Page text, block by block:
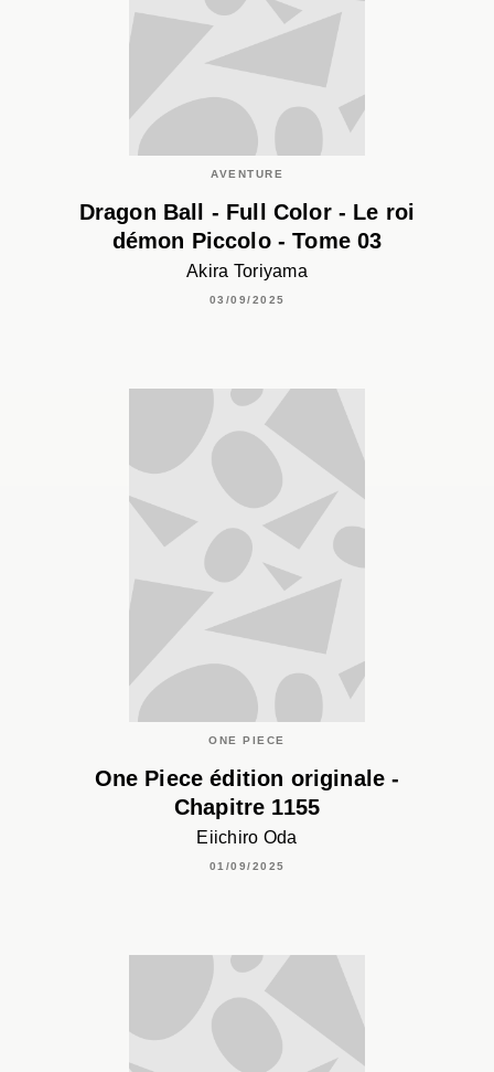
AVENTURE
Dragon Ball - Full Color - Le roi
démon Piccolo - Tome 03
Akira Toriyama
03/09/2025
ONE PIECE
One Piece édition originale -
Chapitre 1155
Eiichiro Oda
01/09/2025